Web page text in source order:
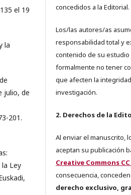
el 19
la
julio, de
201.
Ley
concedidos a la Editorial.
Los/las autores/as
responsabilidad total y
contenido de su estudio
formalmente no tener
que afecten la
investigación.
2. Derechos de la
Al enviar el manuscrito,
aceptan su publicación
Creative Commons CC
consecuencia,
derecho exclusivo,